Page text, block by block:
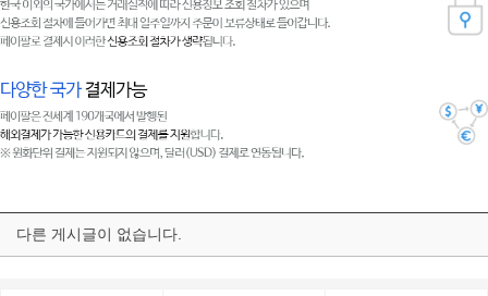
다른 게시글이 없습니다.